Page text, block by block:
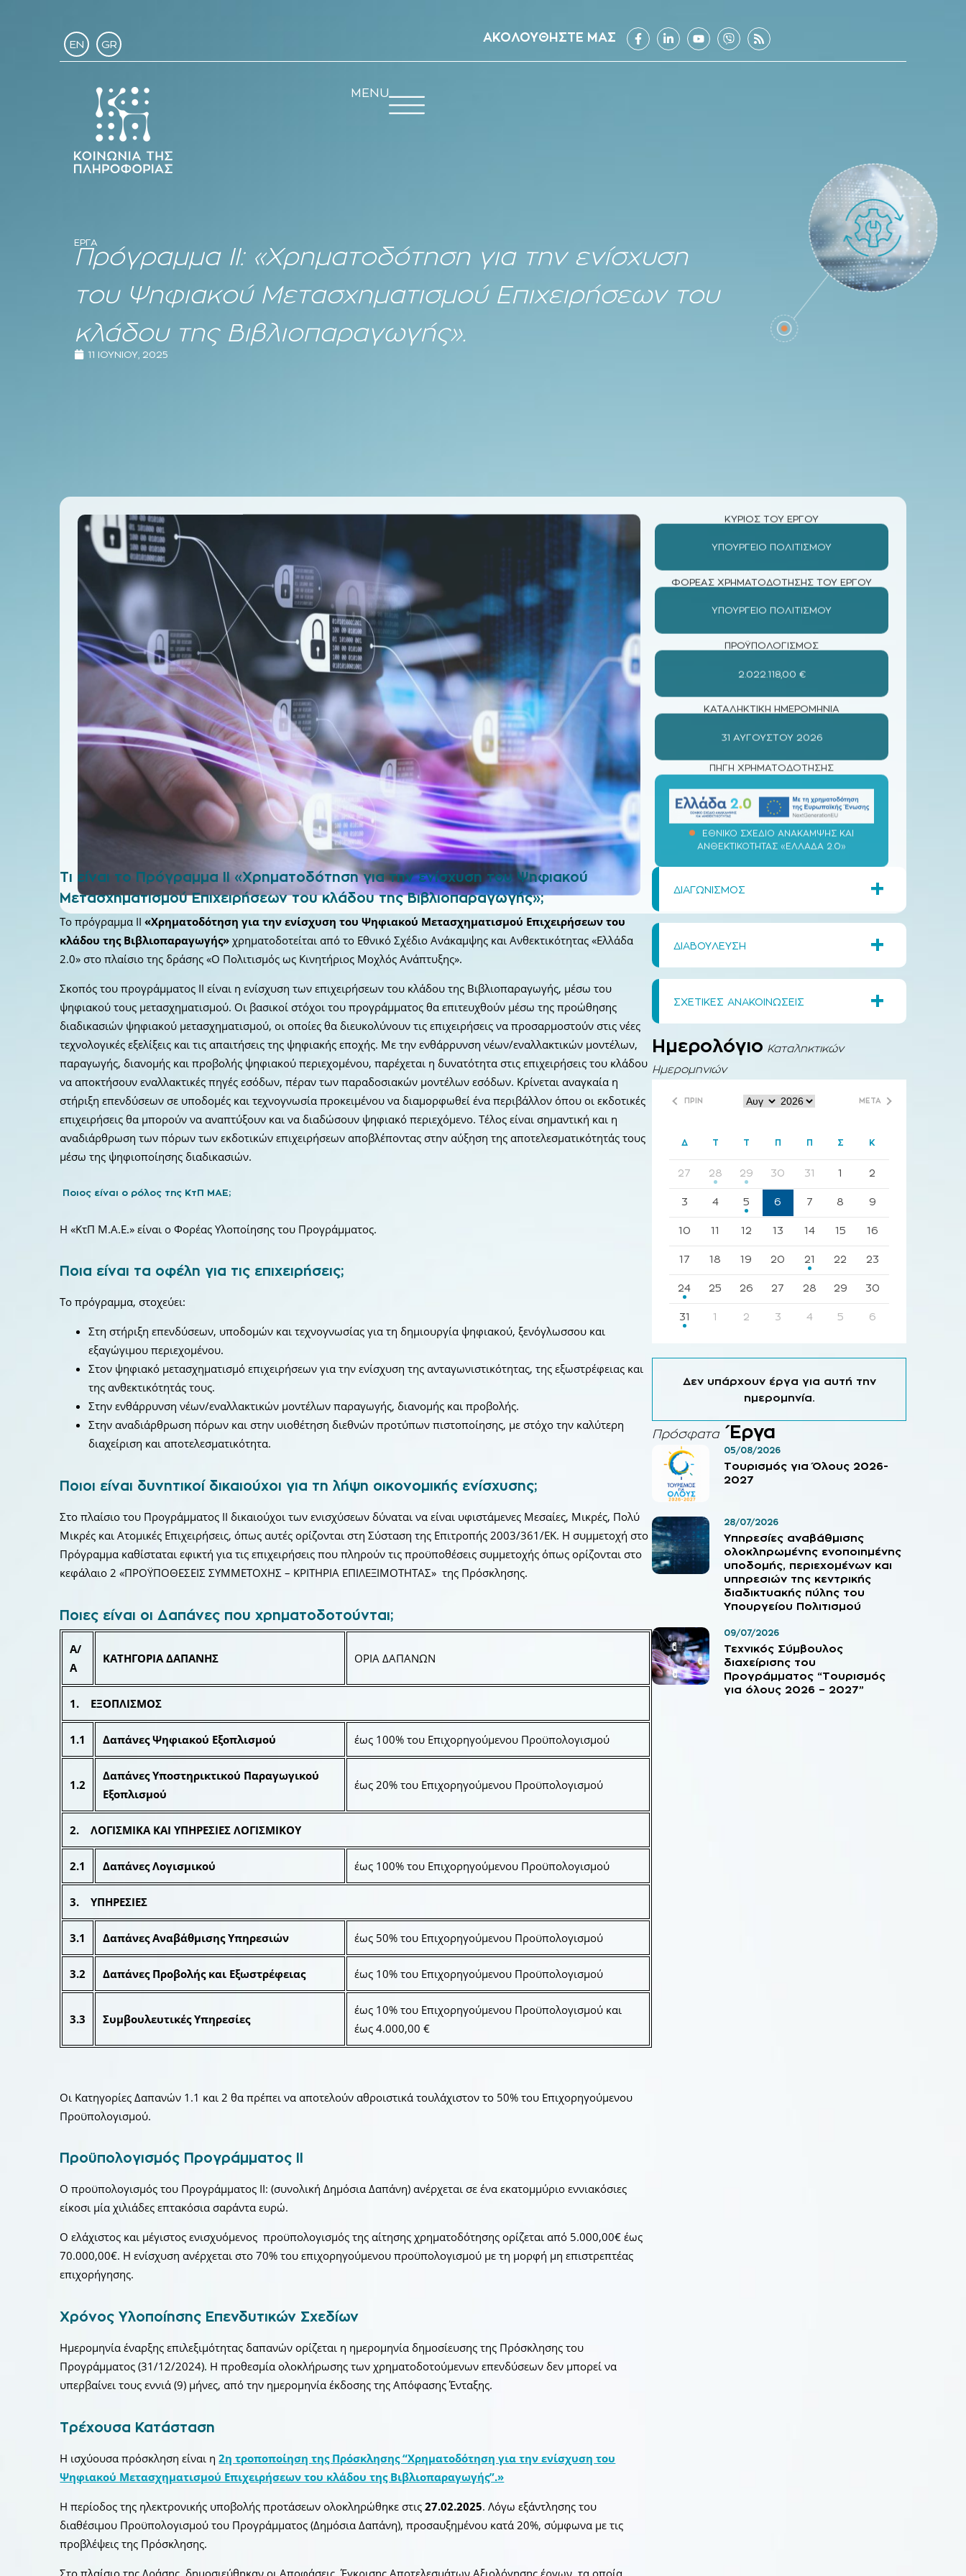
EN GR
ΑΚΟΛΟΥΘΗΣΤΕ ΜΑΣ
MENU
ΕΡΓΑ
Πρόγραμμα ΙΙ: «Χρηματοδότηση για την ενίσχυση
του Ψηφιακού Μετασχηματισμού Επιχειρήσεων του
κλάδου της Βιβλιοπαραγωγής».
11 ΙΟΥΝΊΟΥ, 2025
ΦΟΡΕΑΣ ΧΡΗΜΑΤΟΔΟΤΗΣΗΣ ΤΟΥ ΕΡΓΟΥ
ΑΝΘΕΚΤΙΚΟΤΗΤΑΣ «ΕΛΛΑΔΑ 2.0»
Τι είναι το Πρόγραμμα ΙΙ «Χρηματοδότηση για την ενίσχυση του Ψηφιακού
Μετασχηματισμού Επιχειρήσεων του κλάδου της Βιβλιοπαραγωγής»;
Το πρόγραμμα ΙΙ«Χρηματοδότηση για την ενίσχυση του Ψηφιακού Μετασχηματισμού Επιχειρήσεων του
κλάδου της Βιβλιοπαραγωγής»χρηματοδοτείται από το Εθνικό Σχέδιο Ανάκαμψης και Ανθεκτικότητας «Ελλάδα
2.0» στο πλαίσιο της δράσης «Ο Πολιτισμός ως Κινητήριος Μοχλός Ανάπτυξης».
Σκοπός του προγράμματος II είναι η ενίσχυση των επιχειρήσεων του κλάδου της Βιβλιοπαραγωγής, μέσω του
ψηφιακού τους μετασχηματισμού. Οι βασικοί στόχοι του προγράμματος θα επιτευχθούν μέσω της προώθησης
διαδικασιών ψηφιακού μετασχηματισμού, οι οποίες θα διευκολύνουν τις επιχειρήσεις να προσαρμοστούν στις νέες
τεχνολογικές εξελίξεις και τις απαιτήσεις της ψηφιακής εποχής. Με την ενθάρρυνση νέων/εναλλακτικών μοντέλων,
παραγωγής, διανομής και προβολής ψηφιακού περιεχομένου, παρέχεται η δυνατότητα στις επιχειρήσεις του κλάδου
να αποκτήσουν εναλλακτικές πηγές εσόδων, πέραν των παραδοσιακών μοντέλων εσόδων. Κρίνεται αναγκαία η
στήριξη επενδύσεων σε υποδομές και τεχνογνωσία προκειμένου να διαμορφωθεί ένα περιβάλλον όπου οι εκδοτικές
επιχειρήσεις θα μπορούν να αναπτύξουν και να διαδώσουν ψηφιακό περιεχόμενο. Τέλος είναι σημαντική και η
αναδιάρθρωση των πόρων των εκδοτικών επιχειρήσεων αποβλέποντας στην αύξηση της αποτελεσματικότητάς τους
μέσω της ψηφιοποίησης διαδικασιών.
Ποιος είναι ο ρόλος της ΚτΠ ΜΑΕ;
Η «ΚτΠ Μ.Α.Ε.» είναι ο Φορέας Υλοποίησης του Προγράμματος.
Ποια είναι τα οφέλη για τις επιχειρήσεις;
Το πρόγραμμα, στοχεύει:
Στη στήριξη επενδύσεων, υποδομών και τεχνογνωσίας για τη δημιουργία ψηφιακού, ξενόγλωσσου και
εξαγώγιμου περιεχομένου.
Στον ψηφιακό μετασχηματισμό επιχειρήσεων για την ενίσχυση της ανταγωνιστικότητας, της εξωστρέφειας και
της ανθεκτικότητάς τους.
Στην ενθάρρυνση νέων/εναλλακτικών μοντέλων παραγωγής, διανομής και προβολής.
Στην αναδιάρθρωση πόρων και στην υιοθέτηση διεθνών προτύπων πιστοποίησης, με στόχο την καλύτερη
διαχείριση και αποτελεσματικότητα.
Ποιοι είναι δυνητικοί δικαιούχοι για τη λήψη οικονομικής ενίσχυσης;
Στο πλαίσιο του Προγράμματος ΙΙ δικαιούχοι των ενισχύσεων δύναται να είναι υφιστάμενες Μεσαίες, Μικρές, Πολύ
Μικρές και Ατομικές Επιχειρήσεις, όπως αυτές ορίζονται στη Σύσταση της Επιτροπής 2003/361/ΕΚ. Η συμμετοχή στο
Πρόγραμμα καθίσταται εφικτή για τις επιχειρήσεις που πληρούν τις προϋποθέσεις συμμετοχής όπως ορίζονται στο
κεφάλαιο 2 «ΠΡΟΫΠΟΘΕΣΕΙΣ ΣΥΜΜΕΤΟΧΗΣ – ΚΡΙΤΗΡΙΑ ΕΠΙΛΕΞΙΜΟΤΗΤΑΣ» της Πρόσκλησης.
Ποιες είναι οι Δαπάνες που χρηματοδοτούνται;
Α/
Α
ΚΑΤΗΓΟΡΙΑ ΔΑΠΑΝΗΣ ΟΡΙΑ ΔΑΠΑΝΩΝ
1. ΕΞΟΠΛΙΣΜΟΣ
1.1 Δαπάνες Ψηφιακού Εξοπλισμού έως 100% του Επιχορηγούμενου Προϋπολογισμού
1.2
Δαπάνες Υποστηρικτικού Παραγωγικού
Εξοπλισμού
έως 20% του Επιχορηγούμενου Προϋπολογισμού
2. ΛΟΓΙΣΜΙΚΑ ΚΑΙ ΥΠΗΡΕΣΙΕΣ ΛΟΓΙΣΜΙΚΟΥ
2.1 Δαπάνες Λογισμικού έως 100% του Επιχορηγούμενου Προϋπολογισμού
3. ΥΠΗΡΕΣΙΕΣ
3.1 Δαπάνες Αναβάθμισης Υπηρεσιών έως 50% του Επιχορηγούμενου Προϋπολογισμού
3.2 Δαπάνες Προβολής και Εξωστρέφειας έως 10% του Επιχορηγούμενου Προϋπολογισμού
3.3 Συμβουλευτικές Υπηρεσίες
έως 10% του Επιχορηγούμενου Προϋπολογισμού και
έως 4.000,00 €
Οι Κατηγορίες Δαπανών 1.1 και 2 θα πρέπει να αποτελούν αθροιστικά τουλάχιστον το 50% του Επιχορηγούμενου
Προϋπολογισμού.
Προϋπολογισμός Προγράμματος ΙΙ
Ο προϋπολογισμός του Προγράμματος ΙΙ: (συνολική Δημόσια Δαπάνη) ανέρχεται σε ένα εκατομμύριο εννιακόσιες
είκοσι μία χιλιάδες επτακόσια σαράντα ευρώ.
Ο ελάχιστος και μέγιστος ενισχυόμενος προϋπολογισμός της αίτησης χρηματοδότησης ορίζεται από 5.000,00€ έως
70.000,00€. Η ενίσχυση ανέρχεται στο 70% του επιχορηγούμενου προϋπολογισμού με τη μορφή μη επιστρεπτέας
επιχορήγησης.
Χρόνος Υλοποίησης Επενδυτικών Σχεδίων
Ημερομηνία έναρξης επιλεξιμότητας δαπανών ορίζεται η ημερομηνία δημοσίευσης της Πρόσκλησης του
Προγράμματος (31/12/2024). Η προθεσμία ολοκλήρωσης των χρηματοδοτούμενων επενδύσεων δεν μπορεί να
υπερβαίνει τους εννιά (9) μήνες, από την ημερομηνία έκδοσης της Απόφασης Ένταξης.
Τρέχουσα Κατάσταση
Η ισχύουσα πρόσκληση είναι η2η τροποποίηση της Πρόσκλησης “Χρηματοδότηση για την ενίσχυση του
Ψηφιακού Μετασχηματισμού Επιχειρήσεων του κλάδου της Βιβλιοπαραγωγής”.»
Η περίοδος της ηλεκτρονικής υποβολής προτάσεων ολοκληρώθηκε στις 27.02.2025. Λόγω εξάντλησης του
διαθέσιμου Προϋπολογισμού του Προγράμματος (Δημόσια Δαπάνη), προσαυξημένου κατά 20%, σύμφωνα με τις
προβλέψεις της Πρόσκλησης.
Στο πλαίσιο της Δράσης, δημοσιεύθηκαν οι Αποφάσεις Έγκρισης Αποτελεσμάτων Αξιολόγησης έργων, τα οποία
+
ΔΙΑΓΩΝΙΣΜΟΣ
+
ΔΙΑΒΟΥΛΕΥΣΗ
+
ΣΧΕΤΙΚΕΣ ΑΝΑΚΟΙΝΩΣΕΙΣ
Ημερολόγιο Καταληκτικών
Ημερομηνιών
ΠΡΙΝ ΜΕΤΑ
Δ Τ Τ Π Π Σ Κ
27 28 29 30 31 1 2
3 4 5 6 7 8 9
10 11 12 13 14 15 16
17 18 19 20 21 22 23
24 25 26 27 28 29 30
31 1 2 3 4 5 6
Δεν υπάρχουν έργα για αυτή την
ημερομηνία.
Πρόσφατα Έργα
Τουρισμός για Όλους 2026-
2027
05/08/2026
Υπηρεσίες αναβάθμισης
ολοκληρωμένης ενοποιημένης
υποδομής, περιεχομένων και
υπηρεσιών της κεντρικής
διαδικτυακής πύλης του
Υπουργείου Πολιτισμού
28/07/2026
Τεχνικός Σύμβουλος
διαχείρισης του
Προγράμματος “Τουρισμός
για όλους 2026 – 2027”
09/07/2026